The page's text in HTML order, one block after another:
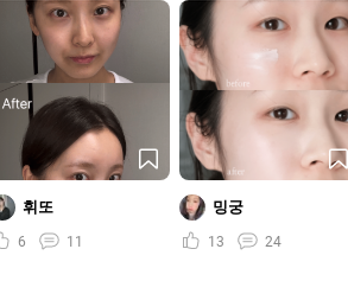
휘또
6 11
밍궁
13 24